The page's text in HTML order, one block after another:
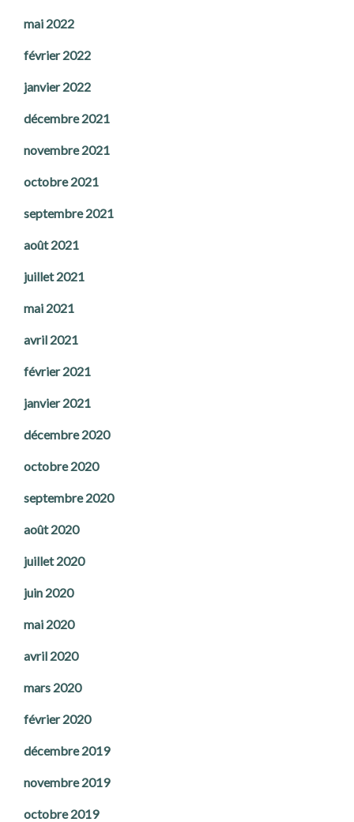
mai 2022
février 2022
janvier 2022
décembre 2021
novembre 2021
octobre 2021
septembre 2021
août 2021
juillet 2021
mai 2021
avril 2021
février 2021
janvier 2021
décembre 2020
octobre 2020
septembre 2020
août 2020
juillet 2020
juin 2020
mai 2020
avril 2020
mars 2020
février 2020
décembre 2019
novembre 2019
octobre 2019